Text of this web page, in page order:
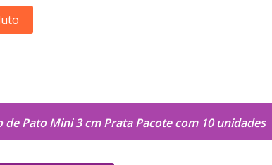
de Pato Mini 3 cm Prata Pacote com 10 unidades